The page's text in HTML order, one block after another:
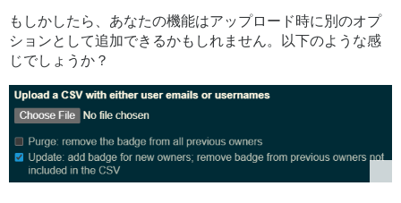
もしかしたら、あなたの機能はアップロード時に別のオプ
ションとして追加できるかもしれません。以下のような感
じでしょうか？